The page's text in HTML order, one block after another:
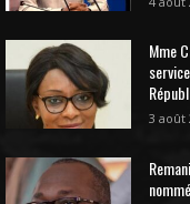
Mme
3 août